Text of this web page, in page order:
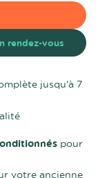
rendez-vous
jusqu'à 7
pour
votre ancienne